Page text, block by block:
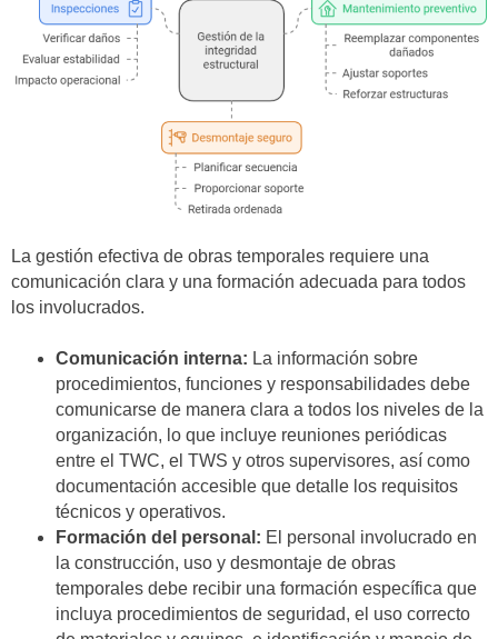
La gestión efectiva de obras temporales requiere una
comunicación clara y una formación adecuada para todos
los involucrados.
Comunicación interna: La información sobre
procedimientos, funciones y responsabilidades debe
comunicarse de manera clara a todos los niveles de la
organización, lo que incluye reuniones periódicas
entre el TWC, el TWS y otros supervisores, así como
documentación accesible que detalle los requisitos
técnicos y operativos.
Formación del personal: El personal involucrado en
la construcción, uso y desmontaje de obras
temporales debe recibir una formación específica que
incluya procedimientos de seguridad, el uso correcto